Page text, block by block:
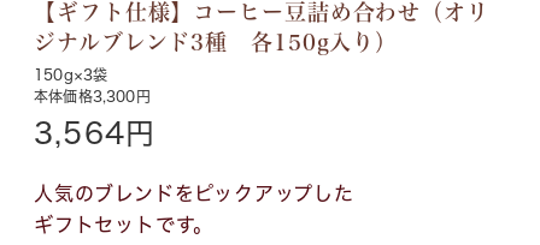
【ギフト仕様】コーヒー豆詰め合わせ（オリ
ジナルブレンド3種 各150g入り）
150g×3袋
本体価格3,300円
3,564円
人気のブレンドをピックアップした
ギフトセットです。